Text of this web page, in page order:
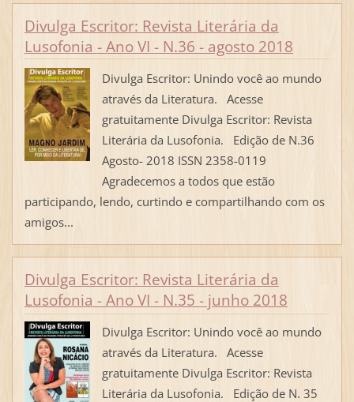
Divulga Escritor: Revista Literária da
Lusofonia - Ano VI - N.36 - agosto 2018
Divulga Escritor: Unindo você ao mundo
através da Literatura. Acesse
gratuitamente Divulga Escritor: Revista
Literária da Lusofonia. Edição de N.36
Agosto- 2018 ISSN 2358-0119
Agradecemos a todos que estão
participando, lendo, curtindo e compartilhando com os
amigos...
Divulga Escritor: Revista Literária da
Lusofonia - Ano VI - N.35 - junho 2018
Divulga Escritor: Unindo você ao mundo
através da Literatura. Acesse
gratuitamente Divulga Escritor: Revista
Literária da Lusofonia. Edição de N. 35